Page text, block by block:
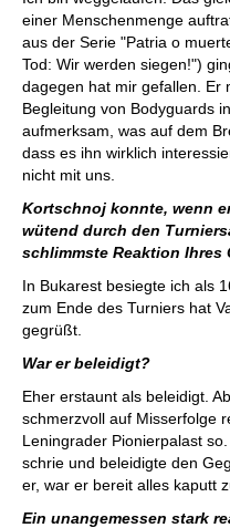
einer Menschenmenge
aus der Serie "Patria o
Tod: Wir werden siegen!")
dagegen hat mir gefallen. Er
Begleitung von Bodyguards
aufmerksam, was auf dem
dass es ihn wirklich
nicht mit uns.
Kortschnoj konnte, wenn
wütend durch den
schlimmste Reaktion Ihres
In Bukarest besiegte ich als
zum Ende des Turniers hat
gegrüßt.
War er beleidigt?
Eher erstaunt als beleidigt.
schmerzvoll auf Misserfolge
Leningrader Pionierpalast
schrie und beleidigte den
er, war er bereit alles kaputt
Ein unangemessen stark